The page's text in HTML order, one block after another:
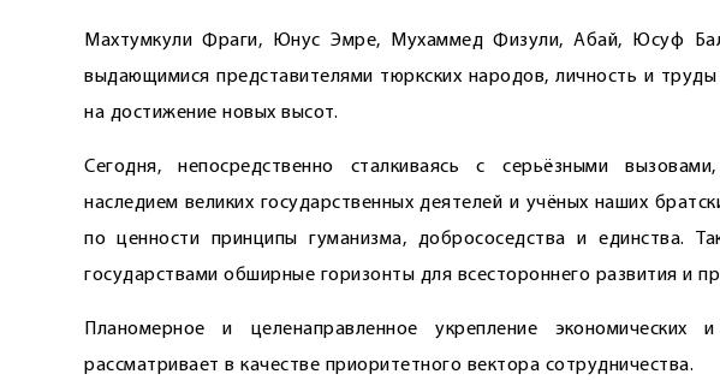
Махтумкули Фраги, Юнус Эмре, Мухаммед Физули, Абай, Юсуф
выдающимися представителями тюркских народов, личность и
на достижение новых высот.
Сегодня, непосредственно сталкиваясь с серьёзными
наследием великих государственных деятелей и учёных наших
по ценности принципы гуманизма, добрососедства и единства.
государствами обширные горизонты для всестороннего развития и
Планомерное и целенаправленное укреп­ление экономических
рассматривает в качестве приоритетного вектора сотрудничества.